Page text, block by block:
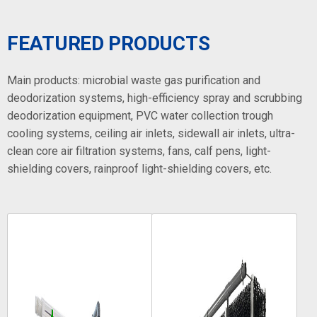
FEATURED PRODUCTS
Main products: microbial waste gas purification and
deodorization systems, high-efficiency spray and scrubbing
deodorization equipment, PVC water collection trough
cooling systems, ceiling air inlets, sidewall air inlets, ultra-
clean core air filtration systems, fans, calf pens, light-
shielding covers, rainproof light-shielding covers, etc.